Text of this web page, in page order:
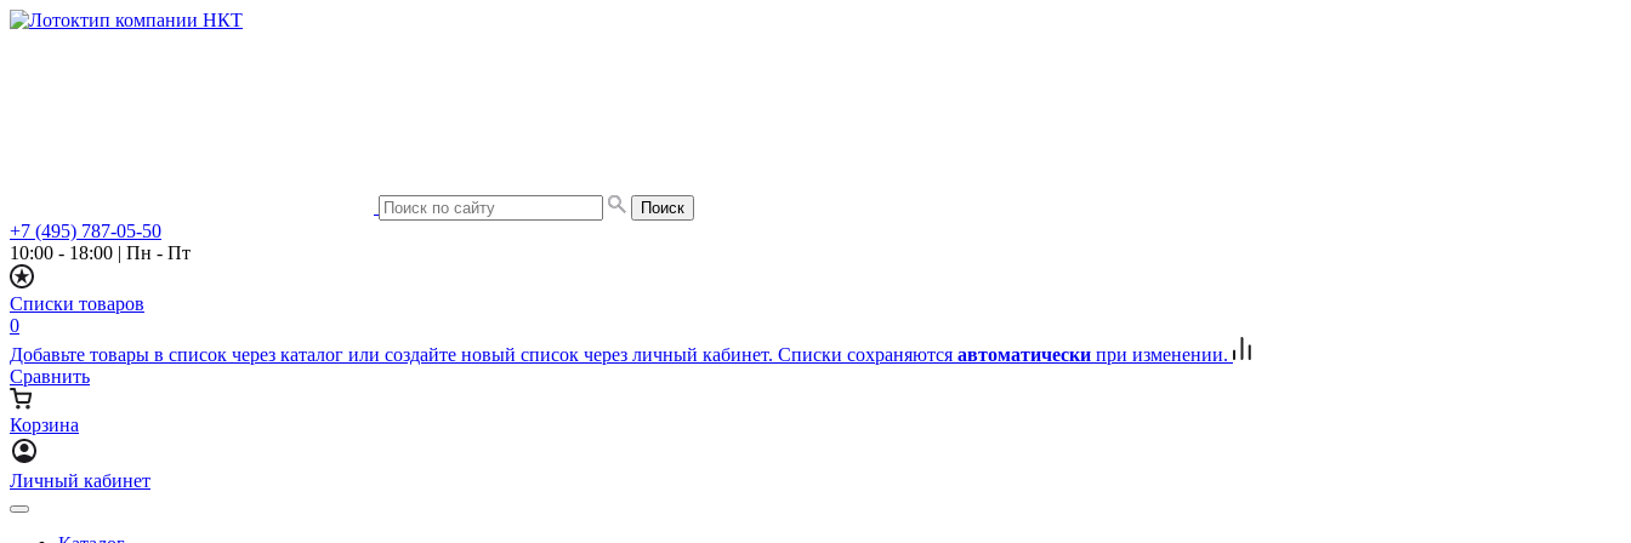
+7 (495) 787-05-50
10:00 - 18:00 | Пн - Пт
Списки товаров
0
Добавьте товары в список через каталог или создайте новый список через личный кабинет. Списки сохраняются автоматически при изменении.
Сравнить
Корзина
Личный кабинет